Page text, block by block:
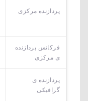
پردازنده مرکزی
فرکانس پردازنده
ی مرکزی
پردازنده ی
گرافیکی